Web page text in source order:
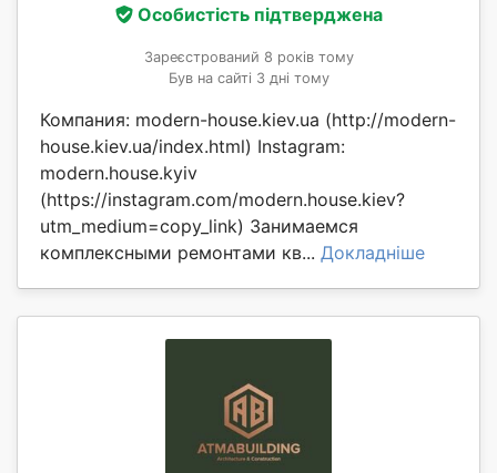
Особистість підтверджена
Зареєстрований 8 років тому
Був на сайті 3 дні тому
Компания: modern-house.kiev.ua (http://modern-
house.kiev.ua/index.html) Instagram:
modern.house.kyiv
(https://instagram.com/modern.house.kiev?
utm_medium=copy_link) Занимаемся
комплексными ремонтами кв... Докладніше